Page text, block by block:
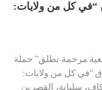
“في كل من ولايات:
مرحمة تطلق" حملة
"في كل من ولايات:
سليانة، القصرين